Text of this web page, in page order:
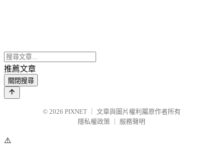
推薦文章
關閉搜尋
© 2026 PIXNET
文章與圖片權利屬原作者所有
隱私權政策
服務聲明
⚠️